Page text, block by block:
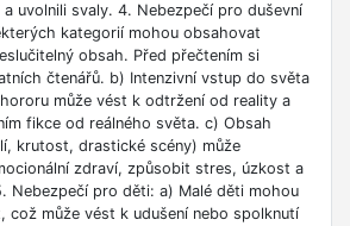
uvolnili svaly. 4. Nebezpečí pro duševní
kategorií mohou obsahovat
obsah. Před přečtením si
čtenářů. b) Intenzivní vstup do světa
může vést k odtržení od reality a
fikce od reálného světa. c) Obsah
krutost, drastické scény) může
zdraví, způsobit stres, úzkost a
Nebezpečí pro děti: a) Malé děti mohou
což může vést k udušení nebo spolknutí